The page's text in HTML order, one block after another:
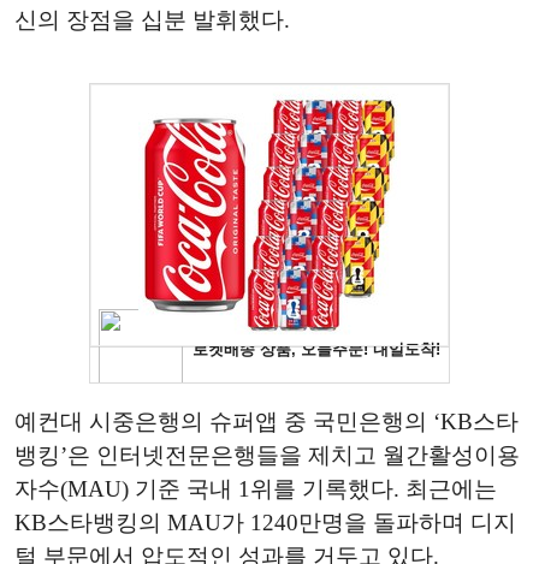
신의 장점을 십분 발휘했다.
예컨대 시중은행의 슈퍼앱 중 국민은행의 ‘KB스타
뱅킹’은 인터넷전문은행들을 제치고 월간활성이용
자수(MAU) 기준 국내 1위를 기록했다. 최근에는
KB스타뱅킹의 MAU가 1240만명을 돌파하며 디지
털 부문에서 압도적인 성과를 거두고 있다.